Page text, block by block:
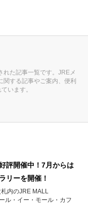
れた記事一覧です。JREメ
関する記事やご案内、便利
います。
評開催中！7月からは
リーを開催！
内のJRE MALL
ル・イー・モール・カフ